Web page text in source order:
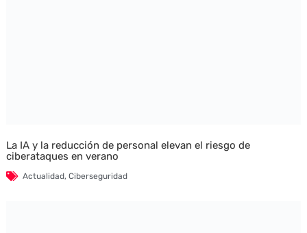
La IA y la reducción de personal elevan el riesgo de
ciberataques en verano
Actualidad, Ciberseguridad